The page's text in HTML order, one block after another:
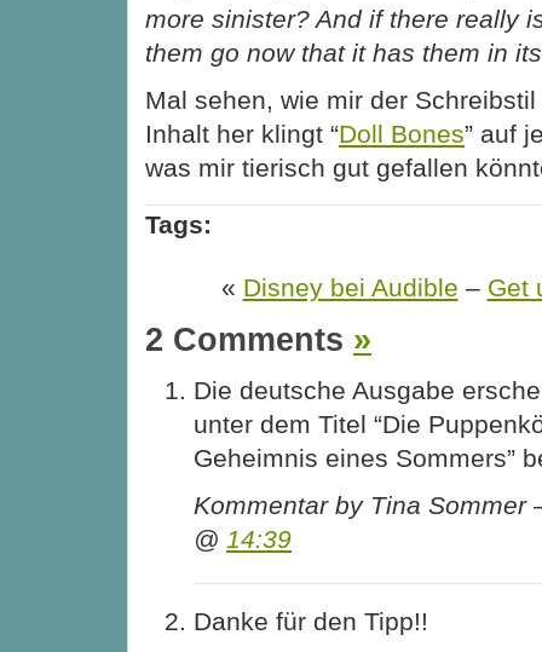
more sinister? And if there really
them go now that it has them in
Mal sehen, wie mir der
Inhalt her klingt “Doll Bones” auf
was mir tierisch gut gefallen
Tags:
« Disney bei Audible – Get
2 Comments »
Die deutsche Ausgabe
unter dem Titel “Die
Geheimnis eines Sommers”
Kommentar by Tina
@ 14:39
Danke für den Tipp!!